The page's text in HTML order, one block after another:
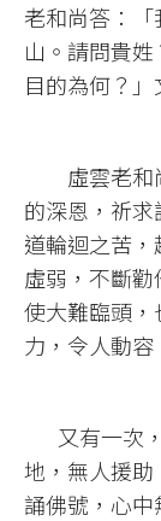
老和尚答：
山。請問貴
目的為何？」
虛雲老和
的深恩，祈
道輪迴之苦
虛弱，不斷
使大難臨頭
力，令人動容
又有一次，
地，無人援
誦佛號，心